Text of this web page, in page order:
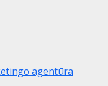
agentūra